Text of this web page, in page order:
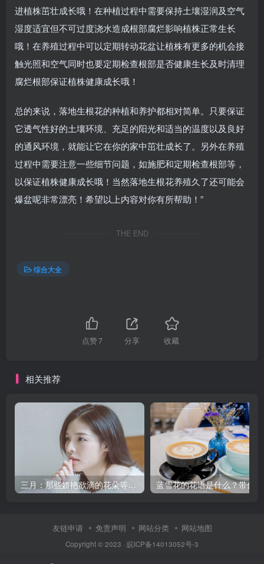
进植株茁壮成长哦！在种植过程中需要保持土壤湿润及空气
湿度适宜但不可过度浇水造成根部腐烂影响植株正常生长
哦！在养殖过程中可以定期转动花盆让植株有更多的机会接
触光照和空气同时也要定期检查根部是否健康生长及时清理
腐烂根部保证植株健康成长哦！
总的来说，落地生根花的种植和养护都相对简单。只要保证
它透气性好的土壤环境、充足的阳光和适当的温度以及良好
的通风环境，就能让它在你的家中茁壮成长了。另外在养殖
过程中需要注意一些细节问题，如施肥和定期检查根部等，
以保证植株健康成长哦！当然落地生根花养殖久了还可能会
爆盆呢非常漂亮！希望以上内容对你有所帮助！”
THE END
综合大全
点赞7 分享 收藏
相关推荐
三月：那些娇艳欲滴的花朵等你来赏
友链申请 免责声明 网站分类 网站地图
Copyright © 2023 · 皖ICP备14013052号-3